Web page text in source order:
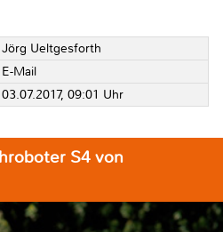
Jörg Ueltgesforth
E-Mail
03.07.2017, 09:01 Uhr
S4 von